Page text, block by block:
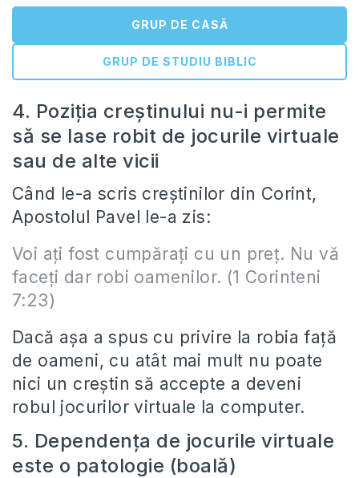
GRUP DE CASĂ
GRUP DE STUDIU BIBLIC
4. Poziţia creştinului nu-i permite
să se lase robit de jocurile virtuale
sau de alte vicii
Când le-a scris creştinilor din Corint,
Apostolul Pavel le-a zis:
Voi aţi fost cumpăraţi cu un preţ. Nu vă
faceţi dar robi oamenilor. (1 Corinteni
7:23)
Dacă aşa a spus cu privire la robia față
de oameni, cu atât mai mult nu poate
nici un creştin să accepte a deveni
robul jocurilor virtuale la computer.
5. Dependenţa de jocurile virtuale
este o patologie (boală)